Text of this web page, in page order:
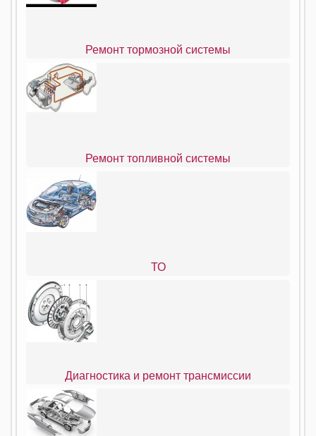
Ремонт тормозной системы
Ремонт топливной системы
ТО
Диагностика и ремонт трансмиссии